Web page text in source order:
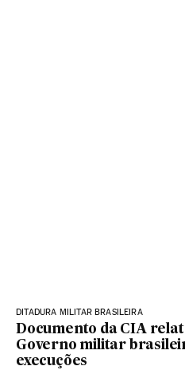
DITADURA MILITAR BRASILEIRA
Documento da CIA
Governo militar
execuções